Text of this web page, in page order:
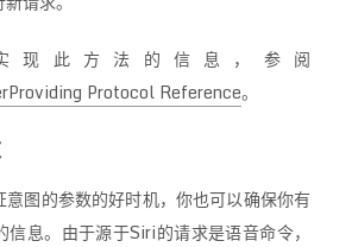
现此方法的信息，参阅
Protocol Reference。
图的参数的好时机，你也可以确保你有
息。由于源于Siri的请求是语音命令，